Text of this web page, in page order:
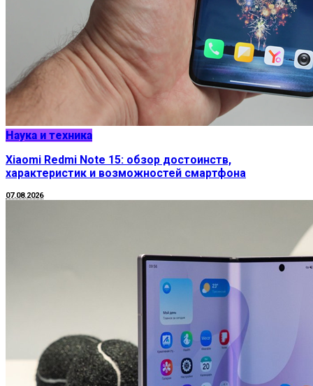
Наука и техника
Xiaomi Redmi Note 15: обзор достоинств,
характеристик и возможностей смартфона
07.08.2026